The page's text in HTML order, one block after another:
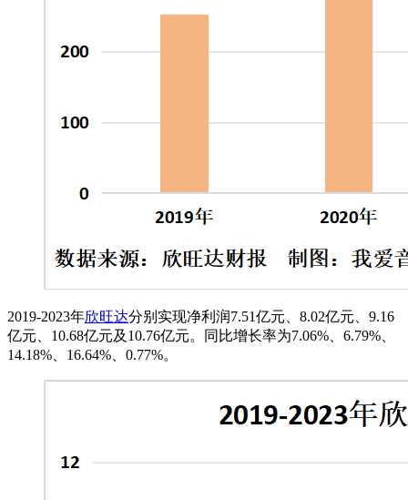
2019-2023年欣旺达分别实现净利润7.51亿元、8.02亿元、9.16
亿元、10.68亿元及10.76亿元。同比增长率为7.06%、6.79%、
14.18%、16.64%、0.77%。